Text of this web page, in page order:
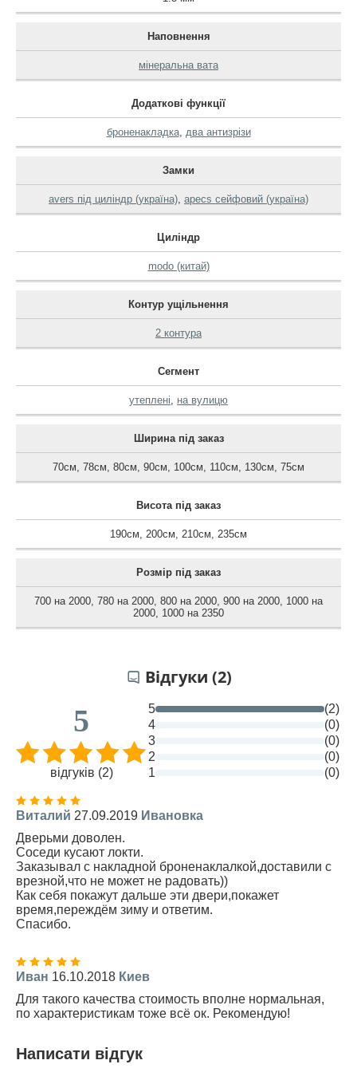
Наповнення
мінеральна вата
Додаткові функції
броненакладка, два антизрізи
Замки
avers під циліндр (україна) apecs сейфовий (україна)
Циліндр
modo (китай)
Контур ущільнення
2 контура
Сегмент
утеплені на вулицю
Ширина під заказ
70см 78см 80см 90см 100см 110см 130см 75см
Висота під заказ
190см 200см 210см 235см
Розмір під заказ
700 на 2000 780 на 2000 800 на 2000 900 на 2000 1000 на
2000 1000 на 2350
Відгуки (2)
5
відгуків (2)
5
(2)
4
(0)
3
(0)
2
(0)
1
(0)
Виталий 27.09.2019 Ивановка
Дверьми доволен.
Соседи кусают локти.
Заказывал с накладной броненаклалкой,доставили с
врезной,что не может не радовать))
Как себя покажут дальше эти двери,покажет
время,переждём зиму и ответим.
Спасибо.
Иван 16.10.2018 Киев
Для такого качества стоимость вполне нормальная,
по характеристикам тоже всё ок. Рекомендую!
Написати відгук